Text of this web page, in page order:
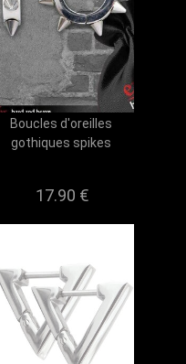
Boucles d'oreilles
gothiques spikes
17.90 €